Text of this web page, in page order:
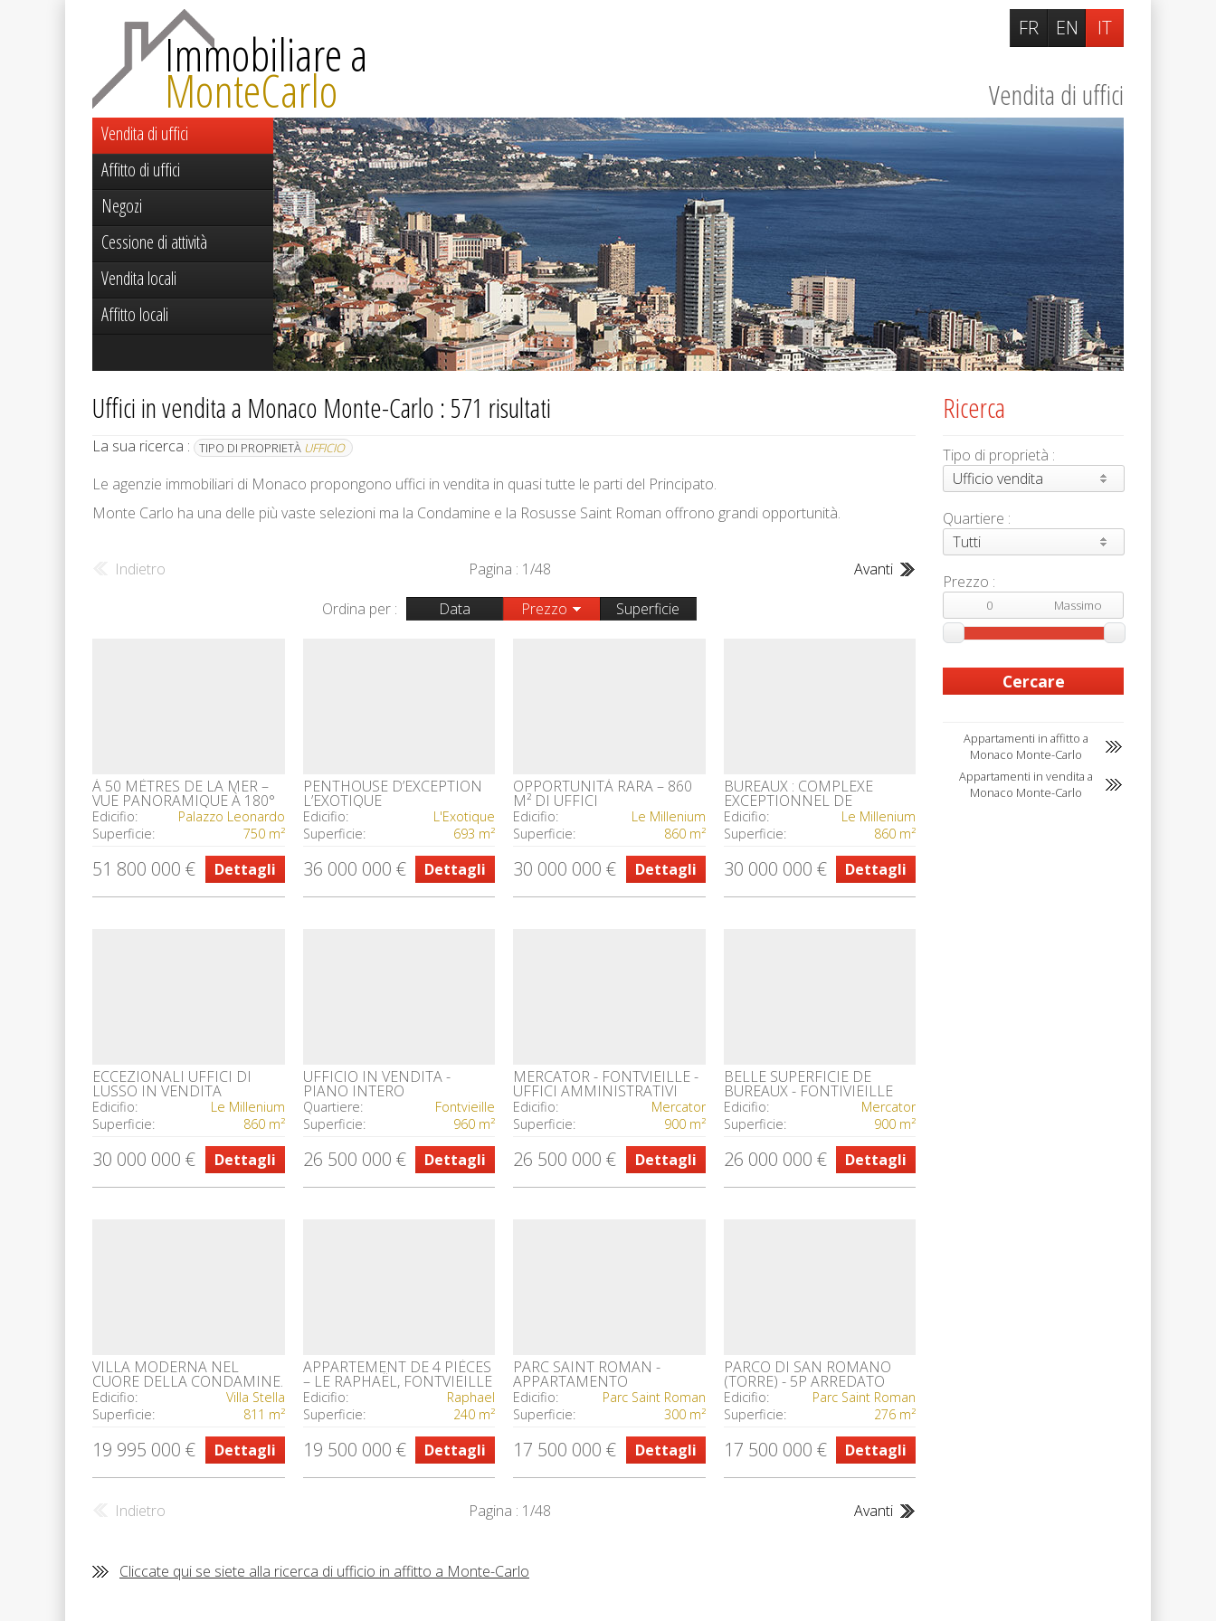
Immobiliare a
MonteCarlo Vendita di uffici
Uffici in vendita a Monaco Monte-Carlo : 571 risultati
La sua ricerca : TIPO DI PROPRIETÀ UFFICIO
Le agenzie immobiliari di Monaco propongono uffici in vendita in quasi tutte le parti del Principato.
Monte Carlo ha una delle più vaste selezioni ma la Condamine e la Rosusse Saint Roman offrono grandi opportunità.
Indietro Pagina : 1/48
Avanti
Ordina per :
Data Prezzo Superficie
À 50 MÈTRES DE LA MER –
VUE PANORAMIQUE À 180°
Edicifio:
Palazzo Leonardo
Superficie:
750 m²
51 800 000 € Dettagli
PENTHOUSE D’EXCEPTION
L’EXOTIQUE
Edicifio:
L'Exotique
Superficie:
693 m²
36 000 000 € Dettagli
OPPORTUNITÀ RARA – 860
M² DI UFFICI
LUSSUOSAMENTE
ARREDATI
Edicifio:
Le Millenium
Superficie:
860 m²
30 000 000 € Dettagli
BUREAUX : COMPLEXE
EXCEPTIONNEL DE
BUREAUX SPACIEUX AVEC
SERVICES HAUT DE GAMME
Edicifio:
Le Millenium
Superficie:
860 m²
30 000 000 € Dettagli
ECCEZIONALI UFFICI DI
LUSSO IN VENDITA
Edicifio:
Le Millenium
Superficie:
860 m²
30 000 000 € Dettagli
UFFICIO IN VENDITA -
PIANO INTERO
Quartiere:
Fontvieille
Superficie:
960 m²
26 500 000 € Dettagli
MERCATOR - FONTVIEILLE -
UFFICI AMMINISTRATIVI
Edicifio:
Mercator
Superficie:
900 m²
26 500 000 € Dettagli
BELLE SUPERFICIE DE
BUREAUX - FONTIVIEILLE
Edicifio:
Mercator
Superficie:
900 m²
26 000 000 € Dettagli
VILLA MODERNA NEL
CUORE DELLA CONDAMINE.
Edicifio:
Villa Stella
Superficie:
811 m²
19 995 000 € Dettagli
APPARTEMENT DE 4 PIÈCES
– LE RAPHAËL, FONTVIEILLE
Edicifio:
Raphael
Superficie:
240 m²
19 500 000 € Dettagli
PARC SAINT ROMAN -
APPARTAMENTO
FAMILIARE DI 4/5 STANZE
Edicifio:
Parc Saint Roman
Superficie:
300 m²
17 500 000 € Dettagli
PARCO DI SAN ROMANO
(TORRE) - 5P ARREDATO
Edicifio:
Parc Saint Roman
Superficie:
276 m²
17 500 000 € Dettagli
Indietro Pagina : 1/48 Avanti
Cliccate qui se siete alla ricerca di ufficio in affitto a Monte-Carlo
Ricerca
Tipo di proprietà :
Ufficio vendita
Quartiere :
Tutti
Prezzo :
Appartamenti in affitto a
Monaco Monte-Carlo
Appartamenti in vendita a
Monaco Monte-Carlo
FR EN IT
Vendita di uffici
Affitto di uffici
Negozi
Cessione di attività
Vendita locali
Affitto locali